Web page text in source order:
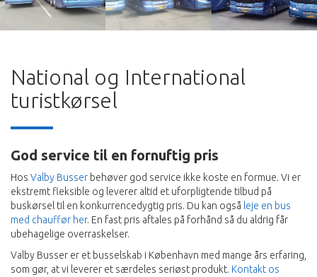
National og International
turistkørsel
God service til en fornuftig pris
Hos Valby Busser behøver god service ikke koste en formue. Vi er
ekstremt fleksible og leverer altid et uforpligtende tilbud på
buskørsel til en konkurrencedygtig pris. Du kan også leje en bus
med chauffør her. En fast pris aftales på forhånd så du aldrig får
ubehagelige overraskelser.
Valby Busser er et busselskab i København med mange års erfaring,
som gør, at vi leverer et særdeles seriøst produkt. Kontakt os